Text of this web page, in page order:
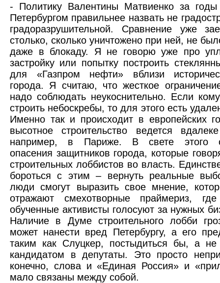
- Политику Валентины Матвиенко за годы
Петербургом правильнее назвать не
градоразрушительной. Сравнение уже
столько, сколько уничтожено при ней, не
даже в блокаду. Я не говорю уже про
застройку или попытку построить
для «Газпром нефти» вблизи
города. Я считаю, что жесткое
надо соблюдать неукоснительно. Если
строить небоскребы, то для этого есть
Именно так и происходит в европейских
высотное строительство ведется
например, в Париже. В свете этого
опасения защитников города, которые
строительных лоббистов во власть.
бороться с этим – вернуть реальные
люди смогут выразить свое мнение,
отражают смехотворные праймериз, где
обученные активисты голосуют за нужных
Наличие в Думе строительного лобби
может нанести вред Петербургу, а его
таким как Слуцкер, постыдиться бы, а не
кандидатом в депутаты. Это просто
конечно, слова и «Единая Россия» и
мало связаны между собой.